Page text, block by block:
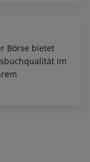
Börse bietet
im